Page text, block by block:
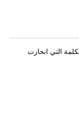
التي انحازت